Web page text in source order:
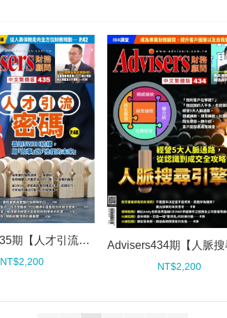
Advisers435期【人才引流密碼】
NT$2,200 NT$2,200